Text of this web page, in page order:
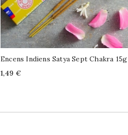
Encens Indiens Satya Sept Chakra 15g
Price
1,49 €